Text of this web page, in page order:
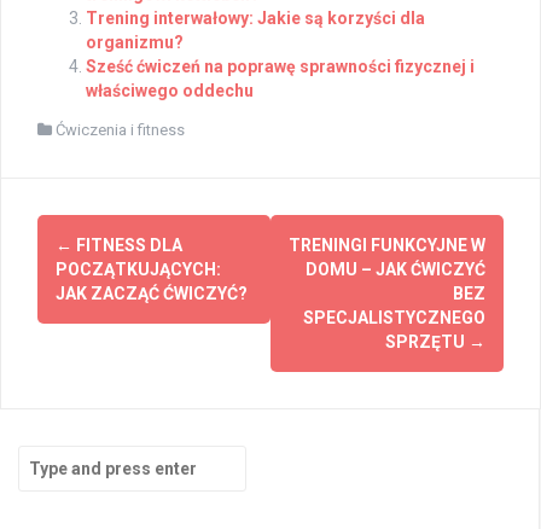
Trening interwałowy: Jakie są korzyści dla
organizmu?
Sześć ćwiczeń na poprawę sprawności fizycznej i
właściwego oddechu
Ćwiczenia i fitness
Post
navigation
← FITNESS DLA
POCZĄTKUJĄCYCH:
JAK ZACZĄĆ ĆWICZYĆ?
TRENINGI FUNKCYJNE W
DOMU – JAK ĆWICZYĆ
BEZ
SPECJALISTYCZNEGO
SPRZĘTU →
for: